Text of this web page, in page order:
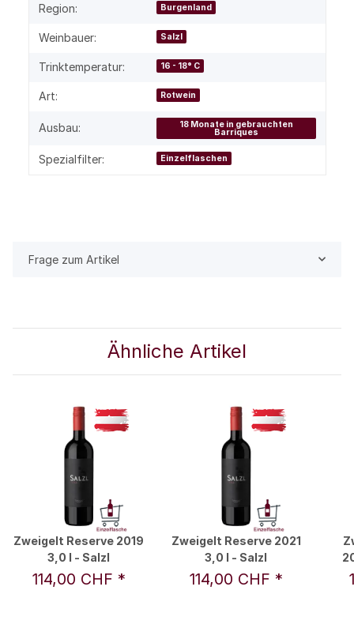
Region: Burgenland
Weinbauer: Salzl
Trinktemperatur: 16 - 18° C
Art: Rotwein
Ausbau: 18 Monate in gebrauchten
Barriques
Spezialfilter: Einzelflaschen
Frage zum Artikel
Ähnliche Artikel
Zweigelt Reserve 2019
3,0 l - Salzl
114,00 CHF *
Zweigelt Reserve 2021
3,0 l - Salzl
114,00 CHF *